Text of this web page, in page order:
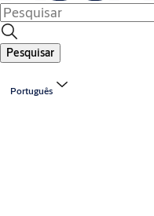
Pesquisar
Português